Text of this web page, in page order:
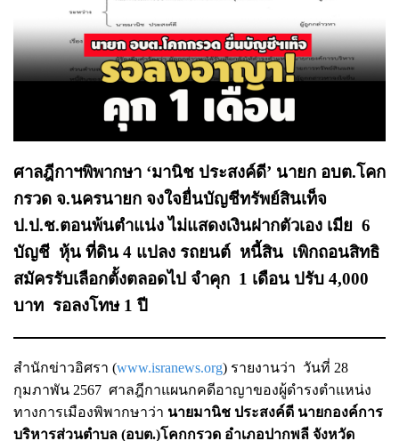
ศาลฎีกาฯพิพากษา ‘มานิช ประสงค์ดี’ นายก อบต.โคก
กรวด จ.นครนายก จงใจยื่นบัญชีทรัพย์สินเท็จ
ป.ป.ช.ตอนพ้นตำแน่ง ไม่แสดงเงินฝากตัวเอง เมีย 6
บัญชี หุ้น ที่ดิน 4 แปลง รถยนต์ หนี้สิน เพิกถอนสิทธิ
สมัครรับเลือกตั้งตลอดไป จำคุก 1 เดือน ปรับ 4,000
บาท รอลงโทษ 1 ปี
สำนักข่าวอิศรา (www.isranews.org) รายงานว่า วันที่ 28
กุมภาพัน 2567 ศาลฎีกาแผนกคดีอาญาของผู้ดำรงตำแหน่ง
ทางการเมืองพิพากษาว่า นายมานิช ประสงค์ดี นายกองค์การ
บริหารส่วนตำบล (อบต.)โคกกรวด อำเภอปากพลี จังหวัด